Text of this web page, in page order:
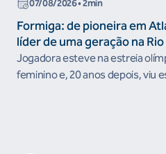
07/08/2026• 2min
Formiga: de pioneira em
líder de uma geração na Rio
Jogadora esteve na estreia
feminino e, 20 anos depois, viu